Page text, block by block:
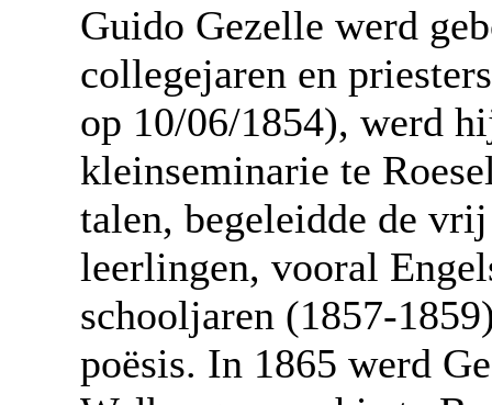
Guido Gezelle werd
collegejaren en
op 10/06/1854), werd
kleinseminarie te
talen, begeleidde de
leerlingen, vooral
schooljaren (1857-
poësis. In 1865 werd